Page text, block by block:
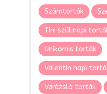
Számtorták
Tini szülinapi
Unikornis torták
Valentin napi
Varázsló torták